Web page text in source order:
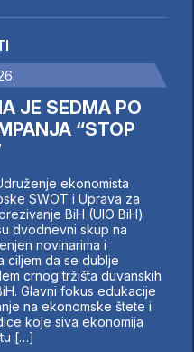
JE SEDMA PO
“STOP
ekonomista
SWOT i Uprava za
BiH (UIO BiH)
dvodnevni skup na
novinarima i
ciljem da se dublje
crnog tržišta duvanskih
Glavni fokus edukacije
na ekonomske štete i
koje siva ekonomija
[…]